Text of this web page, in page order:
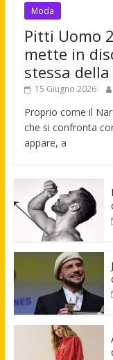
Moda
Pitti Uomo
mette in
stessa
15 Giugno 2026
Proprio come il
che si confronta
appare, a